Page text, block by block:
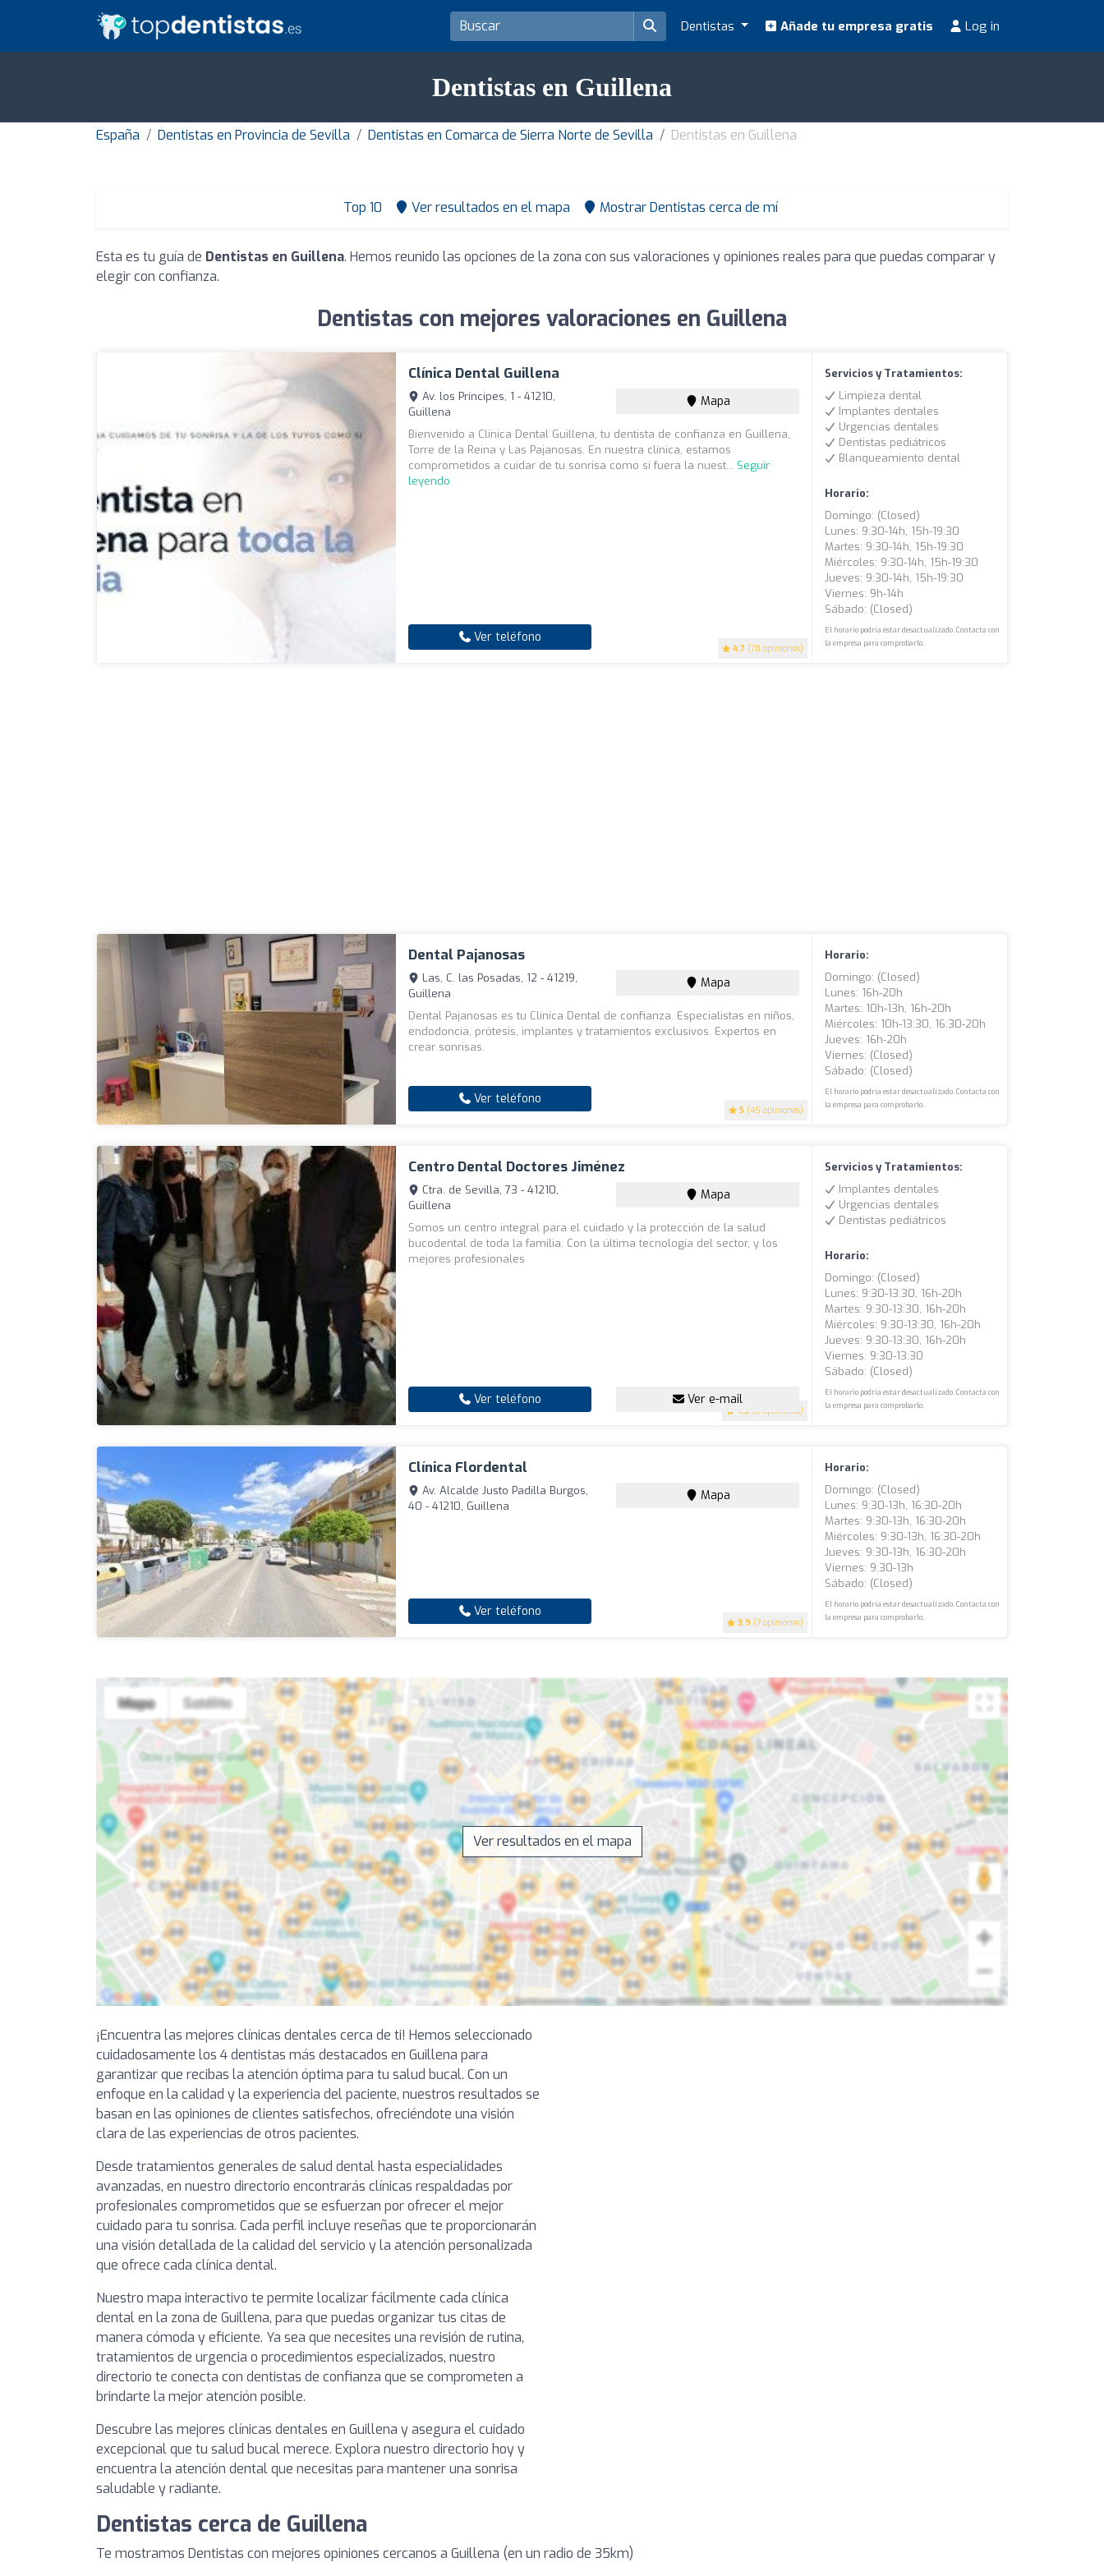
Dentistas Añade tu empresa gratis Log in
Dentistas en Guillena
España Dentistas en Provincia de Sevilla Dentistas en Comarca de Sierra Norte de Sevilla Dentistas en Guillena
Top 10 Ver resultados en el mapa Mostrar Dentistas cerca de mí
Esta es tu guía de Dentistas en Guillena. Hemos reunido las opciones de la zona con sus valoraciones y opiniones reales para que puedas comparar y
elegir con confianza.
Dentistas con mejores valoraciones en Guillena
Clínica Dental Guillena
4.7 (78 opiniones)
Av. los Príncipes, 1 - 41210,
Guillena
Mapa
Bienvenido a Clínica Dental Guillena, tu dentista de confianza en Guillena,
Torre de la Reina y Las Pajanosas. En nuestra clínica, estamos
comprometidos a cuidar de tu sonrisa como si fuera la nuest... Seguir
leyendo
Ver teléfono
Servicios y Tratamientos:
Limpieza dental
Implantes dentales
Urgencias dentales
Dentistas pediátricos
Blanqueamiento dental
Horario:
Domingo: (closed)
Lunes: 9:30-14h, 15h-19:30
Martes: 9:30-14h, 15h-19:30
Miércoles: 9:30-14h, 15h-19:30
Jueves: 9:30-14h, 15h-19:30
Viernes: 9h-14h
Sábado: (closed)
El horario podría estar desactualizado. Contacta con
la empresa para comprobarlo.
Dental Pajanosas
5 (45 opiniones)
Las, C. las Posadas, 12 - 41219,
Guillena
Mapa
Dental Pajanosas es tu Clínica Dental de confianza. Especialistas en niños,
endodoncia, prótesis, implantes y tratamientos exclusivos. Expertos en
crear sonrisas.
Ver teléfono
Horario:
Domingo: (closed)
Lunes: 16h-20h
Martes: 10h-13h, 16h-20h
Miércoles: 10h-13:30, 16:30-20h
Jueves: 16h-20h
Viernes: (closed)
Sábado: (closed)
El horario podría estar desactualizado. Contacta con
la empresa para comprobarlo.
Centro Dental Doctores Jiménez
4.5 (8 opiniones)
Ctra. de Sevilla, 73 - 41210,
Guillena
Mapa
Somos un centro integral para el cuidado y la protección de la salud
bucodental de toda la familia. Con la última tecnología del sector, y los
mejores profesionales
Ver teléfono Ver e-mail
Servicios y Tratamientos:
Implantes dentales
Urgencias dentales
Dentistas pediátricos
Horario:
Domingo: (closed)
Lunes: 9:30-13:30, 16h-20h
Martes: 9:30-13:30, 16h-20h
Miércoles: 9:30-13:30, 16h-20h
Jueves: 9:30-13:30, 16h-20h
Viernes: 9:30-13:30
Sábado: (closed)
El horario podría estar desactualizado. Contacta con
la empresa para comprobarlo.
Clínica Flordental
3.9 (7 opiniones)
Av. Alcalde Justo Padilla Burgos,
40 - 41210, Guillena
Mapa
Ver teléfono
Horario:
Domingo: (closed)
Lunes: 9:30-13h, 16:30-20h
Martes: 9:30-13h, 16:30-20h
Miércoles: 9:30-13h, 16:30-20h
Jueves: 9:30-13h, 16:30-20h
Viernes: 9:30-13h
Sábado: (closed)
El horario podría estar desactualizado. Contacta con
la empresa para comprobarlo.
Ver resultados en el mapa
¡Encuentra las mejores clínicas dentales cerca de ti! Hemos seleccionado
cuidadosamente los 4 dentistas más destacados en Guillena para
garantizar que recibas la atención óptima para tu salud bucal. Con un
enfoque en la calidad y la experiencia del paciente, nuestros resultados se
basan en las opiniones de clientes satisfechos, ofreciéndote una visión
clara de las experiencias de otros pacientes.
Desde tratamientos generales de salud dental hasta especialidades
avanzadas, en nuestro directorio encontrarás clínicas respaldadas por
profesionales comprometidos que se esfuerzan por ofrecer el mejor
cuidado para tu sonrisa. Cada perfil incluye reseñas que te proporcionarán
una visión detallada de la calidad del servicio y la atención personalizada
que ofrece cada clínica dental.
Nuestro mapa interactivo te permite localizar fácilmente cada clínica
dental en la zona de Guillena, para que puedas organizar tus citas de
manera cómoda y eficiente. Ya sea que necesites una revisión de rutina,
tratamientos de urgencia o procedimientos especializados, nuestro
directorio te conecta con dentistas de confianza que se comprometen a
brindarte la mejor atención posible.
Descubre las mejores clínicas dentales en Guillena y asegura el cuidado
excepcional que tu salud bucal merece. Explora nuestro directorio hoy y
encuentra la atención dental que necesitas para mantener una sonrisa
saludable y radiante.
Dentistas cerca de Guillena
Te mostramos Dentistas con mejores opiniones cercanos a Guillena (en un radio de 35km)